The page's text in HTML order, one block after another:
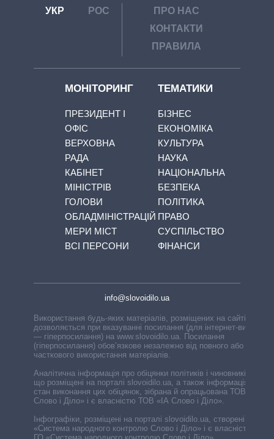
УКР РОС
ПРО НАС
КОНТАКТИ
ПРАВИЛА
МОНІТОРИНГ
ПРЕЗИДЕНТ І
ОФІС
ВЕРХОВНА
РАДА
КАБІНЕТ
МІНІСТРІВ
ГОЛОВИ
ОБЛАДМІНІСТРАЦІЙ
МЕРИ МІСТ
ВСІ ПЕРСОНИ
ТЕМАТИКИ
БІЗНЕС
ЕКОНОМІКА
КУЛЬТУРА
НАУКА
НАЦІОНАЛЬНА
БЕЗПЕКА
ПОЛІТИКА
ПРАВО
СУСПІЛЬСТВО
ФІНАНСИ
info@slovoidilo.ua
Використання будь-яких матеріалів, розміщених на сайті,
дозволяється при вказуванні посилання (для інтернет-видань
— гіперпосилання) на www.slovoidilo.ua. Посилання
(гіперпосилання) обов’язкове незалежно від повного або
часткового використання матеріалів.
Аналітична інформація про обіцянки політиків і чиновників,
що розміщені на порталі slovoidilo.ua, а також інформація про
стан виконання цих обіцянок, зібрана й опрацьована ТОВ «ІА
Слово і Діло» і є власністю ТОВ «ІА Слово і Діло».
Інфографіки, розміщені на порталі slovoidilo.ua, створені ГО
«Система народного контролю Слово і Діло» і є власністю